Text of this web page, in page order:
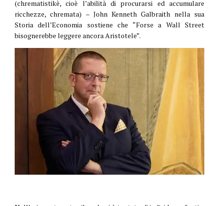
(chrematistikè, cioè l’abilità di procurarsi ed accumulare
ricchezze, chremata) – John Kenneth Galbraith nella sua
Storia dell’Economia sostiene che “Forse a Wall Street
bisognerebbe leggere ancora Aristotele”.